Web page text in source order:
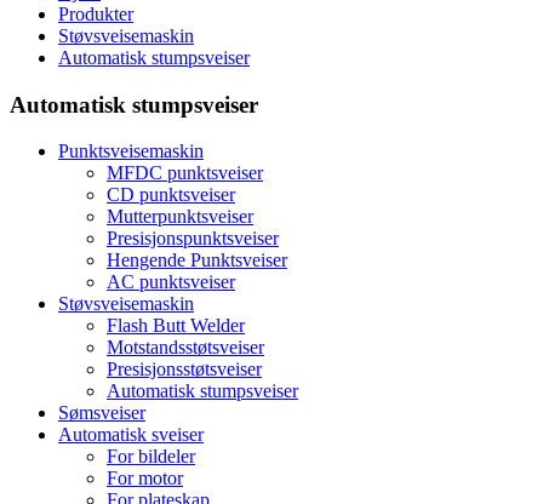
Produkter
Støvsveisemaskin
Automatisk stumpsveiser
Automatisk stumpsveiser
Punktsveisemaskin
MFDC punktsveiser
CD punktsveiser
Mutterpunktsveiser
Presisjonspunktsveiser
Hengende Punktsveiser
AC punktsveiser
Støvsveisemaskin
Flash Butt Welder
Motstandsstøtsveiser
Presisjonsstøtsveiser
Automatisk stumpsveiser
Sømsveiser
Automatisk sveiser
For bildeler
For motor